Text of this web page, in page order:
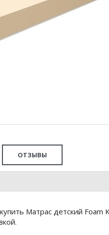
ОТЗЫВЫ
Матрас детский Foam